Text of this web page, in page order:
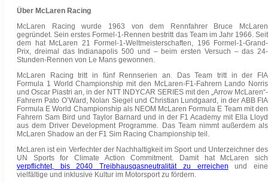
Über McLaren Racing
McLaren Racing wurde 1963 von dem Rennfahrer Bruce McLaren
gegründet. Sein erstes Formel-1-Rennen bestritt das Team im Jahr 1966. Seit
dem hat McLaren 21 Formel-1-Weltmeisterschaften, 196 Formel-1-Grand-
Prix, dreimal das Indianapolis 500 und – beim ersten Versuch – das 24-
Stunden-Rennen von Le Mans gewonnen.
McLaren Racing tritt in fünf Rennserien an. Das Team tritt in der FIA
Formula 1 World Championship mit den McLaren-F1-Fahrern Lando Norris
und Oscar Piastri an, in der NTT INDYCAR SERIES mit den „Arrow McLaren“-
Fahrern Pato O’Ward, Nolan Siegel und Christian Lundgaard, in der ABB FIA
Formula E World Championship als NEOM McLaren Formula E Team mit den
Fahrern Sam Bird und Taylor Barnard und in der F1 Academy mit Ella Lloyd
aus dem Driver Development Programme. Das Team nimmt außerdem als
McLaren Shadow an der F1 Sim Racing Championship teil.
McLaren ist ein Verfechter der Nachhaltigkeit im Sport und Unterzeichner des
UN Sports for Climate Action Commitment. Damit hat McLaren sich
verpflichtet, bis 2040 Treibhausgasneutralität zu erreichen und eine
vielfältige und inklusive Kultur im Motorsport zu fördern.